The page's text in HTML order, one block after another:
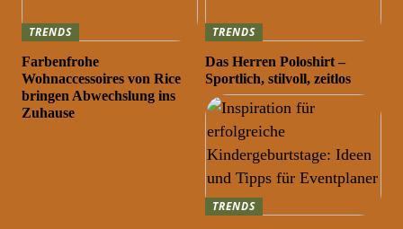
TRENDS
Farbenfrohe
Wohnaccessoires von Rice
bringen Abwechslung ins
Zuhause
TRENDS
Das Herren Poloshirt –
Sportlich, stilvoll, zeitlos
TRENDS